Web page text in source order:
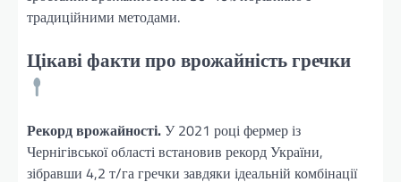
традиційними методами.
Цікаві факти про врожайність гречки
Рекорд врожайності.У 2021 році фермер із
Чернігівської області встановив рекорд України,
зібравши 4,2 т/га гречки завдяки ідеальній комбінації